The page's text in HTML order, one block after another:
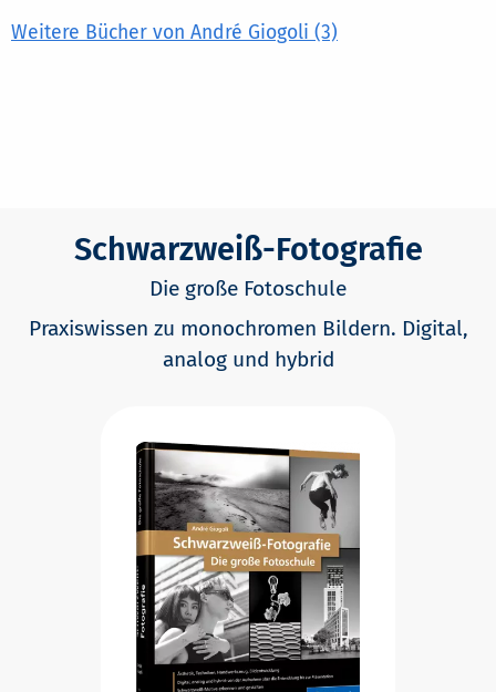
Weitere Bücher von André Giogoli (3)
Schwarzweiß-Fotografie
Die große Fotoschule
Praxiswissen zu monochromen Bildern. Digital,
analog und hybrid